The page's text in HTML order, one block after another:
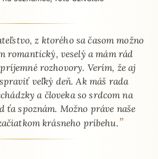
z ktorého sa časom možno
romantický, veselý a mám rád
rozhovory. Verím, že aj
veľký deň. Ak máš rada
a človeka so srdcom na
ťa spoznám. Možno práve naše
krásneho príbehu.”